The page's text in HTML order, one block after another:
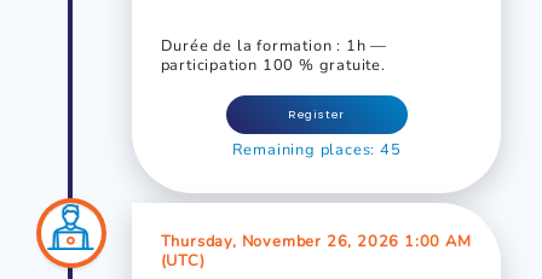
Durée de la formation : 1h —
participation 100 % gratuite.
Register
Remaining places: 45
Thursday, November 26, 2026 1:00 AM
(UTC)